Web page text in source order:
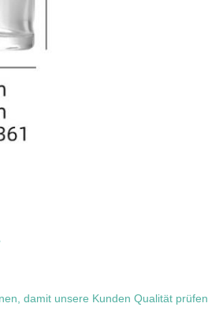
damit unsere Kunden Qualität prüfen.